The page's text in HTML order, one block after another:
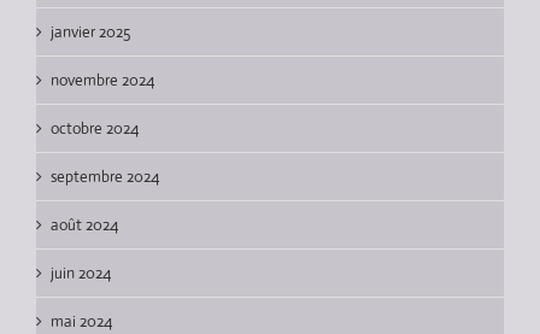
janvier 2025
novembre 2024
octobre 2024
septembre 2024
août 2024
juin 2024
mai 2024